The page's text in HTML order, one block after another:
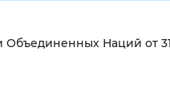
Наций от